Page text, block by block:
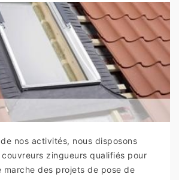
nos activités, nous disposons
couvreurs zingueurs qualifiés pour
marche des projets de pose de